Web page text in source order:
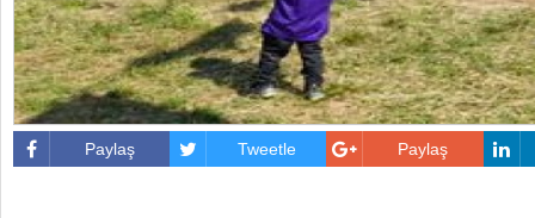
Paylaş Tweetle Paylaş